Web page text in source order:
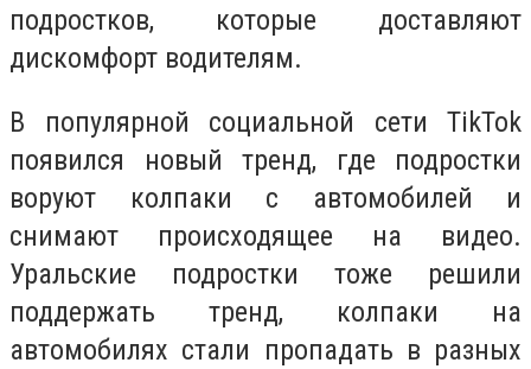
подростков, которые доставляют
дискомфорт водителям.
В популярной социальной сети TikTok
появился новый тренд, где подростки
воруют колпаки с автомобилей и
снимают происходящее на видео.
Уральские подростки тоже решили
поддержать тренд, колпаки на
автомобилях стали пропадать в разных